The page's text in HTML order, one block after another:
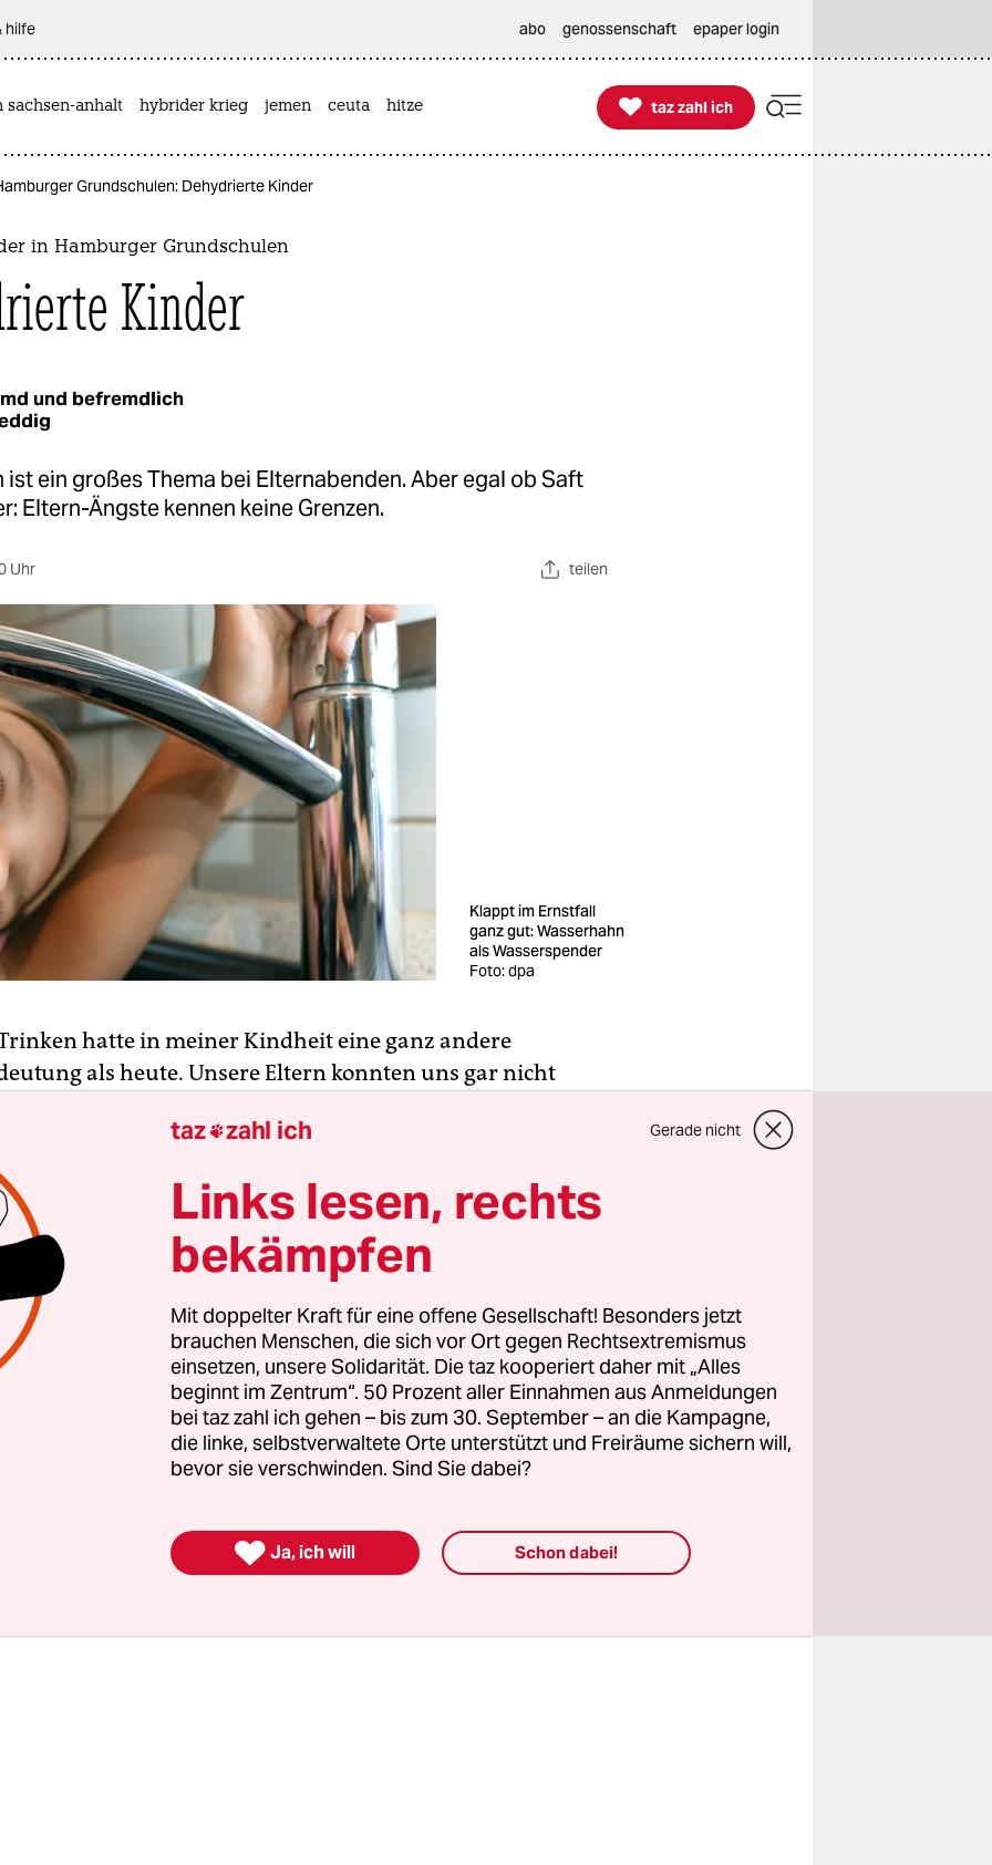
hilfe abo genossenschaft epaper login
sachsen-anhalt hybrider krieg jemen ceuta hitze 
taz zahl ich
taz zahl ich
Grundschulen: Dehydrierte Kinder
in Hamburger Grundschulen
Kinder
und befremdlich
ist ein großes Thema bei Elternabenden. Aber egal ob Saft
Eltern-Ängste kennen keine Grenzen.
Uhr teilen
Klappt im Ernstfall
ganz gut: Wasserhahn
als Wasserspender
Foto: dpa
hatte in meiner Kindheit eine ganz andere
als heute. Unsere Eltern konnten uns gar nicht
oft, wir würden zu viel trinken. Niemand aber
ein Kind zu wenig trinken könnte. Jedes Kind hatte eine
denn die Sorge um das Zu-wenig-Essen, die gab es sehr
du deine Stullen aufgegessen?“, fragten die Eltern. „Hast du
fragte niemand.
Grund tranken wir auch nicht viel. Wir hielten es nicht für
tranken erst, wenn wir innerlich vertrocknet waren. Dann
auf die Toiletten und hielten unseren Mund an den
Ich kannte niemanden, der jemals eine Wasserflasche in
mitgenommen hätte. Nicht einmal zu Hause hatten wir
taz zahl ich Gerade nicht
Links lesen, rechts
bekämpfen
Mit doppelter Kraft für eine offene Gesellschaft! Besonders jetzt
brauchen Menschen, die sich vor Ort gegen Rechtsextremismus
einsetzen, unsere Solidarität. Die taz kooperiert daher mit „Alles
beginnt im Zentrum“. 50 Prozent aller Einnahmen aus Anmeldungen
bei taz zahl ich gehen – bis zum 30. September – an die Kampagne,
die linke, selbstverwaltete Orte unterstützt und Freiräume sichern will,
bevor sie verschwinden. Sind Sie dabei?
 Ja, ich will Schon dabei!